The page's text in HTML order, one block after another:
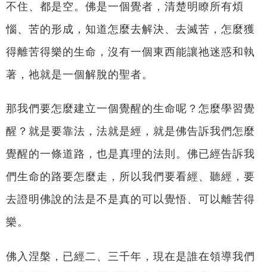
不住、都是空。佛是一個覺者，清楚明瞭所有煩
惱、苦的形成，知道怎麼去解決、去滅苦，怎麼獲
得離苦得樂的生命，沒有一個東西能讓祂迷惑和執
著，祂就是一個解脫的聖者。
那我們要怎麼建立一個覺醒的生命呢？怎麼學習覺
醒？就是要靠法，法就是經，就是佛告訴我們怎麼
覺醒的一條道路，也是真理的法則。佛已經告訴我
們生命的路要怎麼走，所以我們要看經、聽經，要
去證明佛說的法是不是真的可以覺悟、可以離苦得
樂。
佛入涅槃，已經二、三千年，現在是誰在領導我們